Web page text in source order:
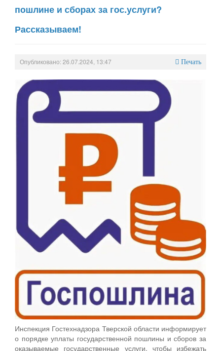
пошлине и сборах за гос.услуги?
Рассказываем!
Опубликовано: 26.07.2024, 13:47 Печать
Инспекция Гостехнадзора Тверской области информирует
о порядке уплаты государственной пошлины и сборов за
оказываемые государственные услуги, чтобы избежать